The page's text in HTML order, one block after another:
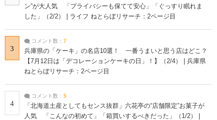
ン”が大人気 「プライバシーも保てて安心」「ぐっすり眠れま
した」（2/2） | ライフ ねとらぼリサーチ：2ページ目
3
コメント数： 7
兵庫県の「ケーキ」の名店10選！ 一番うまいと思う店はどこ？
【7月12日は「デコレーションケーキの日」！】（2/4） | 兵庫県
ねとらぼリサーチ：2ページ目
4
コメント数： 5
「北海道土産としてもセンス抜群」六花亭の“店舗限定”お菓子が
人気 「こんなの初めて」「箱買いするべきだった」（1/2） |